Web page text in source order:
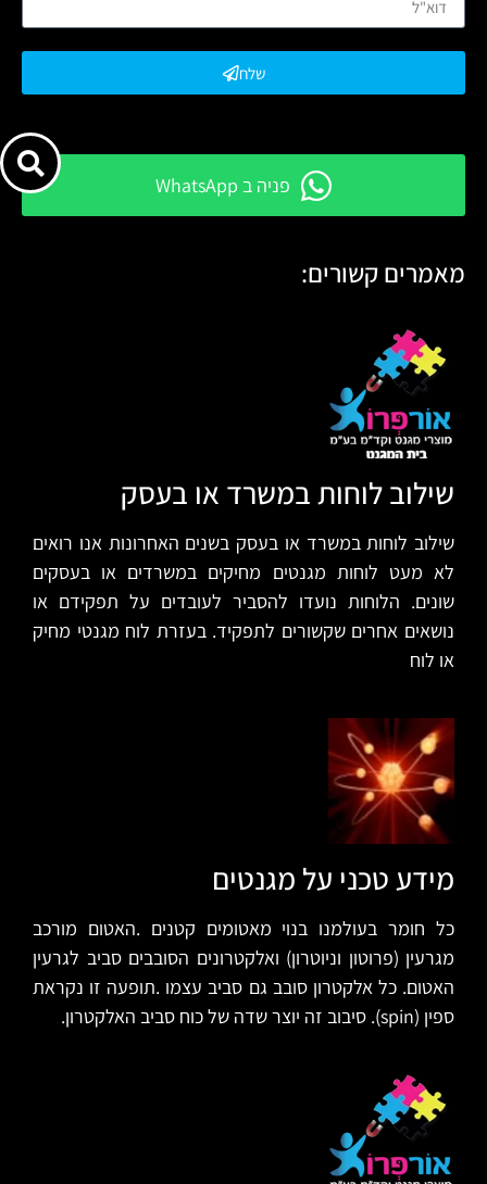
שלח
פניה ב WhatsApp
מאמרים קשורים:
שילוב לוחות במשרד או בעסק
שילוב לוחות במשרד או בעסק בשנים האחרונות אנו רואים
לא מעט לוחות מגנטים מחיקים במשרדים או בעסקים
שונים. הלוחות נועדו להסביר לעובדים על תפקידם או
נושאים אחרים שקשורים לתפקיד. בעזרת לוח מגנטי מחיק
או לוח
מידע טכני על מגנטים
כל חומר בעולמנו בנוי מאטומים קטנים .האטום מורכב
מגרעין (פרוטון וניוטרון) ואלקטרונים הסובבים סביב לגרעין
האטום. כל אלקטרון סובב גם סביב עצמו .תופעה זו נקראת
ספין (spin). סיבוב זה יוצר שדה של כוח סביב האלקטרון.